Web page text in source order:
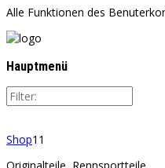
Alle Funktionen des
Hauptmenü
Shop11